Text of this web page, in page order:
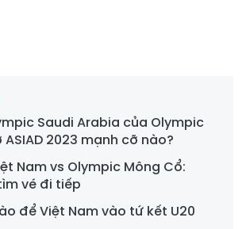
Saudi Arabia của Olympic
2023 mạnh cỡ nào?
Nam vs Olympic Mông Cổ:
vé đi tiếp
để Việt Nam vào tứ kết U20